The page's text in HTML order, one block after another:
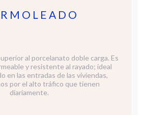
al porcelanato doble carga. Es
y resistente al rayado; ideal
en las entradas de las viviendas,
por el alto tráfico que tienen
diariamente.